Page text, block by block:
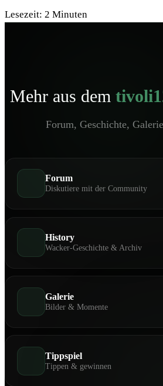
Lesezeit: 2 Minuten
Mehr aus dem
Forum, Geschichte,
Forum
Diskutiere mit der Community
History
Wacker-Geschichte & Archiv
Galerie
Bilder & Momente
Tippspiel
Tippen & gewinnen